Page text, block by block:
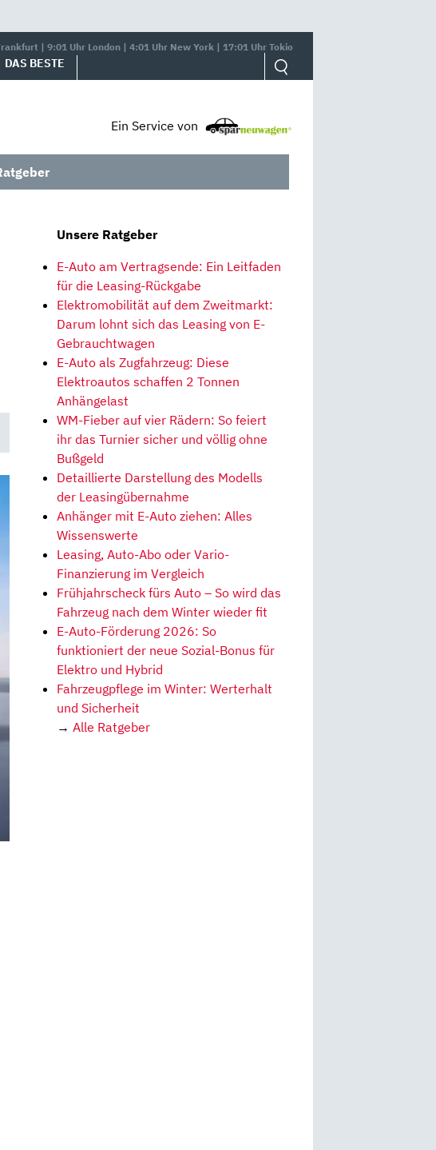
| 9:01 Uhr London | 4:01 Uhr New York | 17:01 Uhr Tokio
DAS BESTE
Ein Service von
Unsere Ratgeber
E-Auto am Vertragsende: Ein Leitfaden
für die Leasing-Rückgabe
Elektromobilität auf dem Zweitmarkt:
Darum lohnt sich das Leasing von E-
Gebrauchtwagen
E-Auto als Zugfahrzeug: Diese
Elektroautos schaffen 2 Tonnen
Anhängelast
WM-Fieber auf vier Rädern: So feiert
ihr das Turnier sicher und völlig ohne
Bußgeld
Detaillierte Darstellung des Modells
der Leasingübernahme
Anhänger mit E-Auto ziehen: Alles
Wissenswerte
Leasing, Auto-Abo oder Vario-
Finanzierung im Vergleich
Frühjahrscheck fürs Auto – So wird das
Fahrzeug nach dem Winter wieder fit
E-Auto-Förderung 2026: So
funktioniert der neue Sozial-Bonus für
Elektro und Hybrid
Fahrzeugpflege im Winter: Werterhalt
und Sicherheit
→ Alle Ratgeber